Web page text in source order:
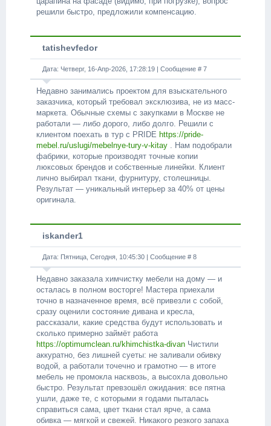
решили быстро, предложили компенсацию.
tatishevfedor
Дата: Четверг, 16-Апр-2026, 17:28:19 | Сообщение # 7
Недавно занимались проектом для взыскательного
заказчика, который требовал эксклюзива, не из масс-
маркета. Обычные схемы с закупками в Москве не
работали — либо дорого, либо долго. Решили с
клиентом поехать в тур с PRIDE https://pride-
mebel.ru/uslugi/mebelnye-tury-v-kitay . Нам подобрали
фабрики, которые производят точные копии
люксовых брендов и собственные линейки. Клиент
лично выбирал ткани, фурнитуру, столешницы.
Результат — уникальный интерьер за 40% от цены
оригинала.
iskander1
Дата: Пятница, Сегодня, 10:45:30 | Сообщение # 8
Недавно заказала химчистку мебели на дому — и
осталась в полном восторге! Мастера приехали
точно в назначенное время, всё привезли с собой,
сразу оценили состояние дивана и кресла,
рассказали, какие средства будут использовать и
сколько примерно займёт работа
https://optimumclean.ru/khimchistka-divan Чистили
аккуратно, без лишней суеты: не заливали обивку
водой, а работали точечно и грамотно — в итоге
мебель не промокла насквозь, а высохла довольно
быстро. Результат превзошёл ожидания: все пятна
ушли, даже те, с которыми я годами пыталась
справиться сама, цвет ткани стал ярче, а сама
обивка — мягкой и свежей. Никакого резкого запаха